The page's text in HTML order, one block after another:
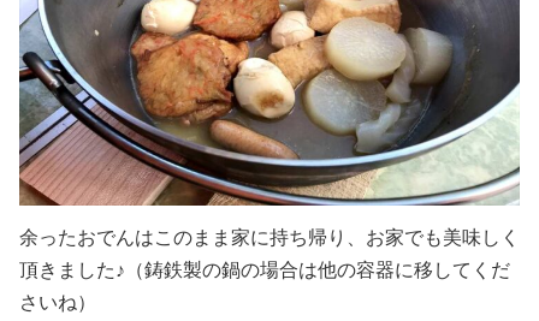
余ったおでんはこのまま家に持ち帰り、お家でも美味しく
頂きました♪（鋳鉄製の鍋の場合は他の容器に移してくだ
さいね）